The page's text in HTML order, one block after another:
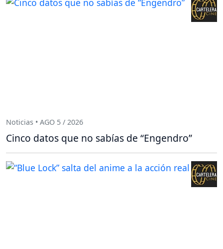
Noticias • AGO 5 / 2026
Cinco datos que no sabías de “Engendro”